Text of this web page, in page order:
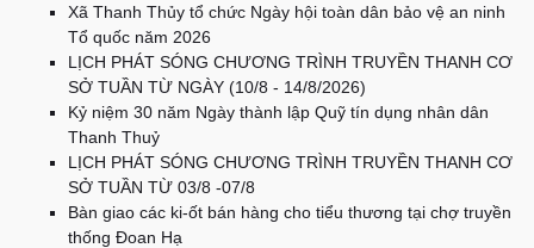
Xã Thanh Thủy tổ chức Ngày hội toàn dân bảo vệ an ninh
Tổ quốc năm 2026
LỊCH PHÁT SÓNG CHƯƠNG TRÌNH TRUYỀN THANH CƠ
SỞ TUẦN TỪ NGÀY (10/8 - 14/8/2026)
Kỷ niệm 30 năm Ngày thành lập Quỹ tín dụng nhân dân
Thanh Thuỷ
LỊCH PHÁT SÓNG CHƯƠNG TRÌNH TRUYỀN THANH CƠ
SỞ TUẦN TỪ 03/8 -07/8
Bàn giao các ki-ốt bán hàng cho tiểu thương tại chợ truyền
thống Đoan Hạ